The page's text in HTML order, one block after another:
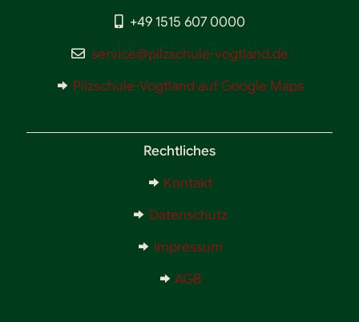
+49 1515 607 0000
service@pilzschule-vogtland.de
Pilzschule-Vogtland auf Google Maps
Rechtliches
Kontakt
Datenschutz
Impressum
AGB